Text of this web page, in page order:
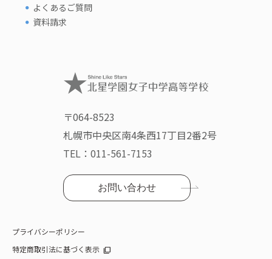
よくあるご質問
資料請求
〒064-8523
札幌市中央区南4条西17丁目2番2号
TEL： 011-561-7153
お問い合わせ
プライバシーポリシー
特定商取引法に基づく表示